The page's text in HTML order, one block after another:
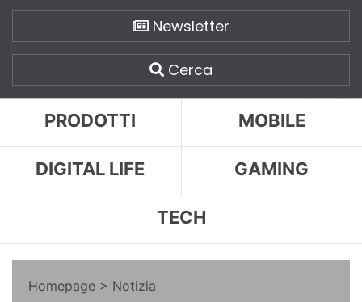
Newsletter
Cerca
PRODOTTI MOBILE
DIGITAL LIFE GAMING
TECH
Homepage > Notizia